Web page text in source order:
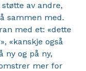
av andre,
sammen med.
med et: «dette
«kanskje også
ny og på ny,
mer for